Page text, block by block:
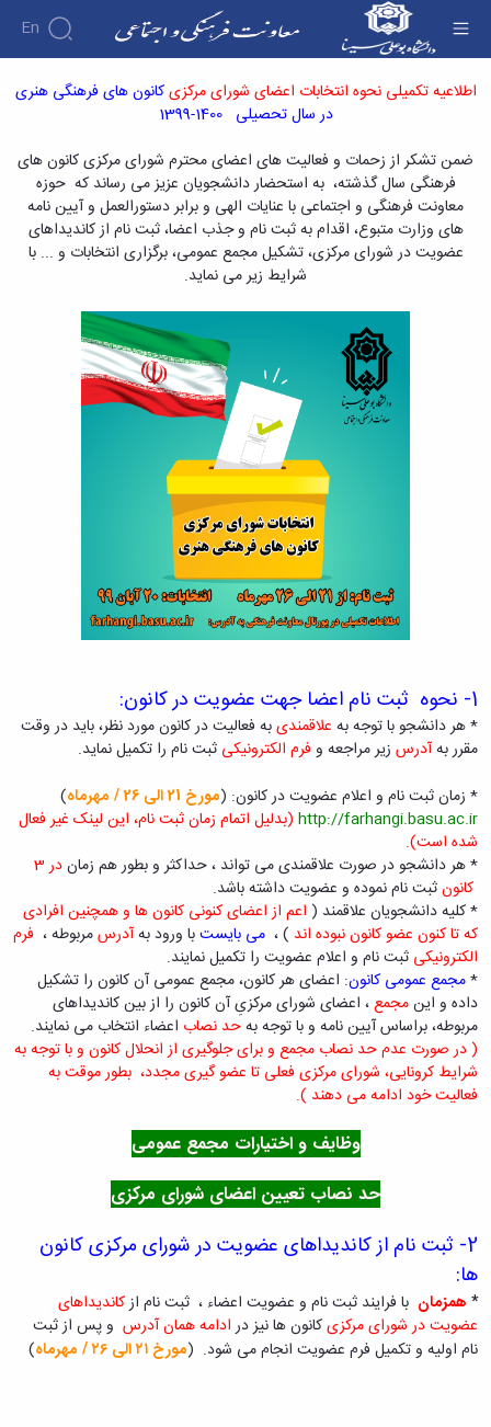
En
درباره
معرفی
معاون
اهداف
و
وظایف
قبلی
پشتیبانی
فرهنگی
نمودار
سامانی
ارتباط با
تماس
با
ما
نشانی
و
نقشه
دفترچه
تلفن
واحد
ها
فرهنگی
اجتماعی
انجمن
های علمی
دانشجویی
کارشناسان
انجمن
افتخارات
کسب
اسلامی
معرفی
کارشناسان
لیست
تشکل
های
فعال
آئین
نامه
ها
فرم
های
ثبت
نام
افتخارات
کسب
شده
کانونهای
فرهنگی
کارشناسان
کانون
های
آئین
نامه
ها
آئین‌نامه‌ها
آئین
نامه
پیوست
پوشش
هنری
فرصتی
برای
همدلی"
فرم
ثبت
نام
آنلاین
تورهای
زیارتی
دانشجویی
فرم
های
ثبت
نام
آنلاین
انتخابات
انجمن
های
نام
آنلاین
کانون
های
فرهنگی
آرشیو
اخبار
معاونت
اجتماعی
اسلامی
کانون
و
اجتماعی
گالری
تصاویر
مراسم
جشن
دانشجویان
جدیدالورود
مراسم
جشن
دانش
آموختگی
مراسم
جشن
اعیاد
مختلف
بایگانی
سال
1401
1398
مرکزی کانون های فرهنگی در سال تحصیلی 1400- اطلاعیه تکمیلی نحوه انتخابات اعضای شورای مرکزیکانون های فرهنگی هنری
در سال تحصیلی 1400-1399
ضمن تشکر از زحمات و فعالیت های اعضای محترم شورای مرکزی کانون های
فرهنگی سال گذشته، به استحضار دانشجویان عزیز می رساند که حوزه
معاونت فرهنگی و اجتماعی با عنایات الهی و برابر دستورالعمل و آیین نامه
های وزارت متبوع، اقدام به ثبت نام و جذب اعضا، ثبت نام از کاندیداهای
عضویت در شورای مرکزی، تشکیل مجمع عمومی، برگزاری انتخابات و ... با
شرایط زیر می نماید.
1- نحوه ثبت نام اعضا جهت عضویت در کانون:
* هر دانشجو با توجه به علاقمندیبه فعالیت در کانون مورد نظر، باید در وقت
مقرر بهآدرس زیر مراجعه و فرم الکترونیکی ثبت نام را تکمیل نماید.
* زمان ثبت نام و اعلام عضویت در کانون: (مورخ 21 الی 26 / مهرماه)
http://farhangi.basu.ac.ir (بدلیل اتمام زمان ثبت نام، این لینک غیر فعال
شده است).
* هر دانشجو در صورت علاقمندی می تواند ، حداکثر و بطور هم زمان
در 3
کانونثبت نام نموده و عضویت داشته باشد.
* کلیه دانشجویان علاقمند ( اعم از اعضای کنونی کانون ها و همچنین افرادی
که تا کنون عضو کانون نبوده اند ) ، می بایستبا ورود بهآدرسمربوطه ، فرم
الکترونیکی ثبت نام و اعلام عضویت را تکمیل نمایند.
*مجمع عمومی کانون: اعضای هر کانون، مجمع عمومی آن کانون را تشکیل
داده و اینمجمع، اعضای شورای مرکزیِ آن کانون را از بین کاندیداهای
مربوطه، براساس آیین نامه و با توجه بهحد نصاب اعضاء انتخاب می نمایند.
( در صورت عدم حد نصاب مجمع و برای جلوگیری از انحلال کانون و با توجه به
شرایط کرونایی، شورای مرکزی فعلی تا عضو گیری مجدد، بطور موقت به
فعالیت خود ادامه می دهند ).
وظایف و اختیارات مجمع عمومی
حد نصاب تعیین اعضای شورای مرکزی
2- ثبت نام از کاندیداهای عضویت در شورای مرکزی کانون
ها:
* همزمان با فرایند ثبت نام و عضویت اعضاء ، ثبت نام ازکاندیداهای
عضویت در شورای مرکزیکانون ها نیز در ادامه همانآدرس و پس از ثبت
نام اولیه و تکمیل فرم عضویت انجام می شود. (مورخ ۲۱ الی ۲۶ / مهرماه)